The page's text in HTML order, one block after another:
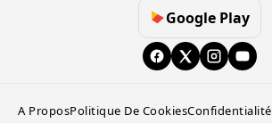
Google Play
A ProposPolitique De CookiesConfidentialité